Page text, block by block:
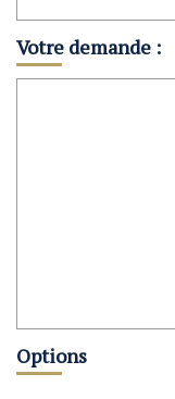
Votre demande :
Options